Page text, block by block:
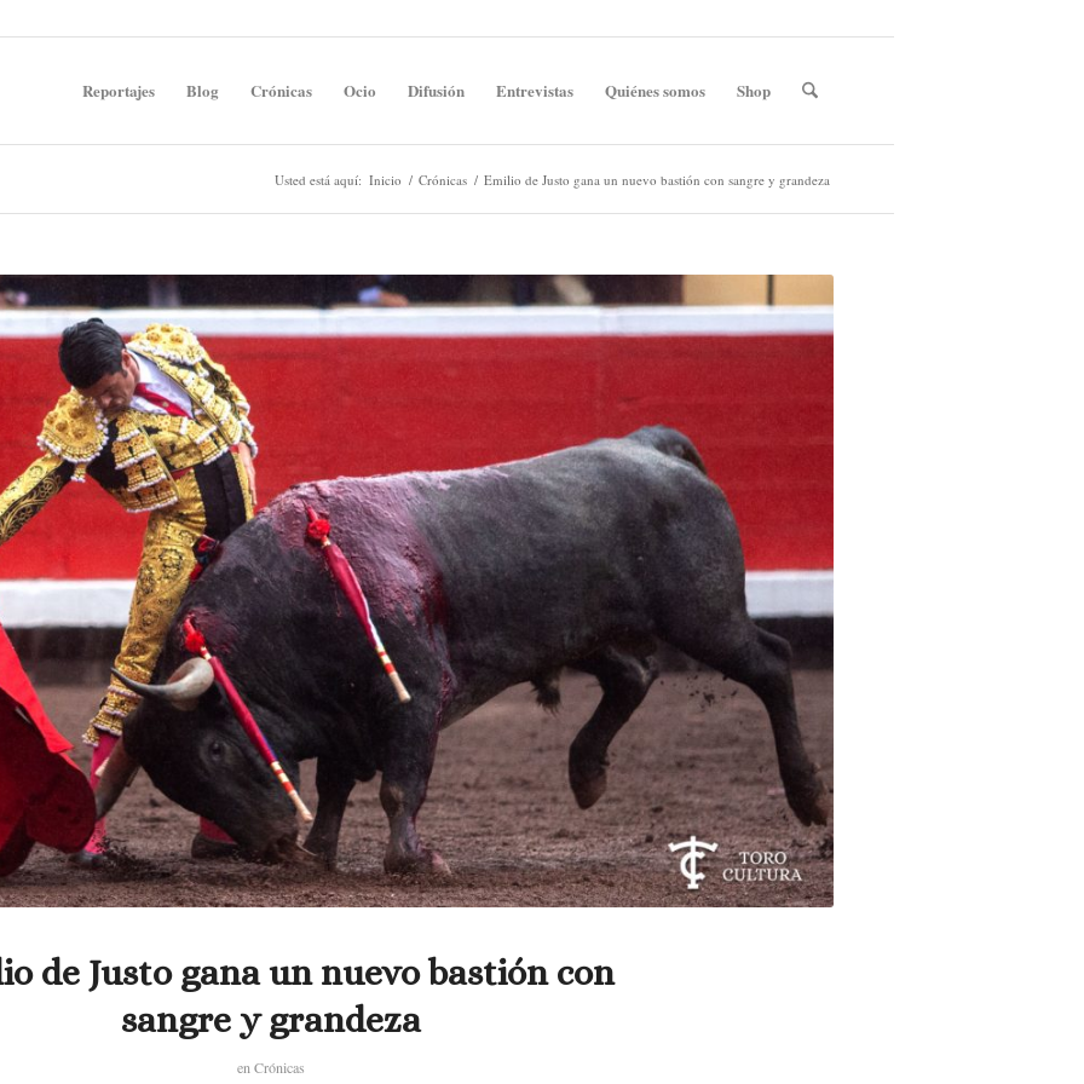
Reportajes Blog Crónicas Ocio Difusión Entrevistas Quiénes somos Shop
Usted está aquí: Inicio / Crónicas / Emilio de Justo gana un nuevo bastión con sangre y grandeza
de Justo gana un nuevo bastión con
sangre y grandeza
en Crónicas